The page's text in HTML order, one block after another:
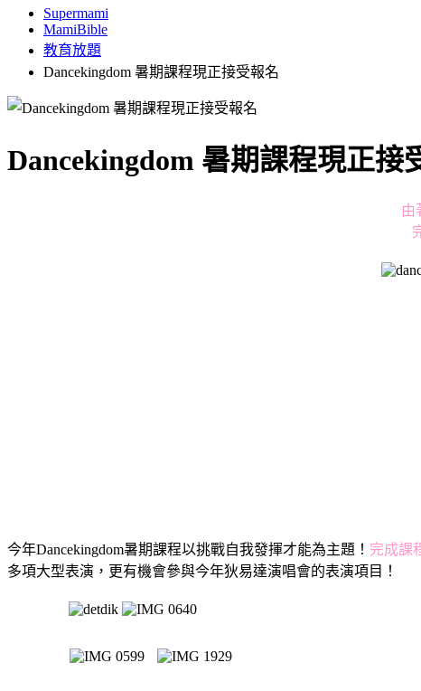
Supermami
MamiBible
教育放題
Dancekingdom 暑期課程現正接受報名
Dancekingdom 暑期課程現正接
由
今年Dancekingdom暑期課程以挑戰自我發揮才能為主題！ 完成課
多項大型表演，更有機會參與今年狄易達演唱會的表演項目！